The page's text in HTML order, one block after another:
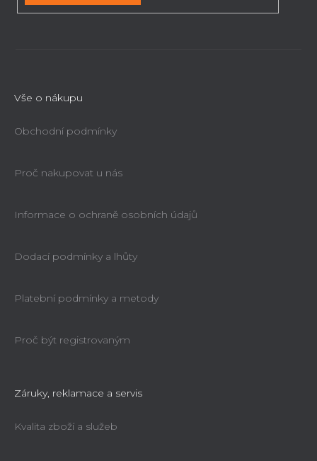
Vše o nákupu
Obchodní podmínky
Proč nakupovat u nás
Informace o ochraně osobních údajů
Dodací podmínky a lhůty
Platební podmínky a metody
Proč být registrovaným
Záruky, reklamace a servis
Kvalita zboží a služeb